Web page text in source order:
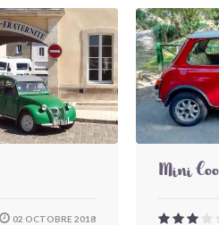
02 OCTOBRE 2018
Mini